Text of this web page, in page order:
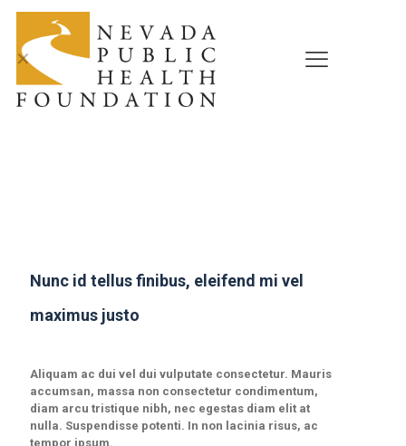
✕
Nunc id tellus finibus, eleifend mi vel
maximus justo
Aliquam ac dui vel dui vulputate consectetur. Mauris
accumsan, massa non consectetur condimentum,
diam arcu tristique nibh, nec egestas diam elit at
nulla. Suspendisse potenti. In non lacinia risus, ac
tempor ipsum.